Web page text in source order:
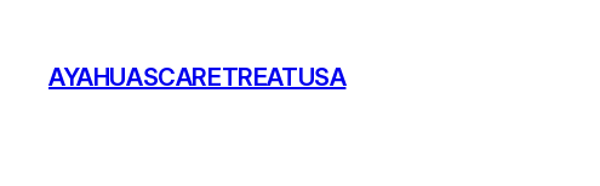
content
AYAHUASCARETREATUSA